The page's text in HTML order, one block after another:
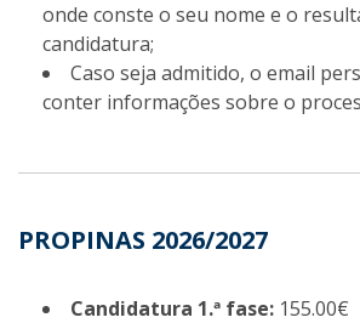
onde conste o seu nome e o
candidatura;
Caso seja admitido, o email
conter informações sobre o
PROPINAS 2026/2027
Candidatura 1.ª fase: 155.00€